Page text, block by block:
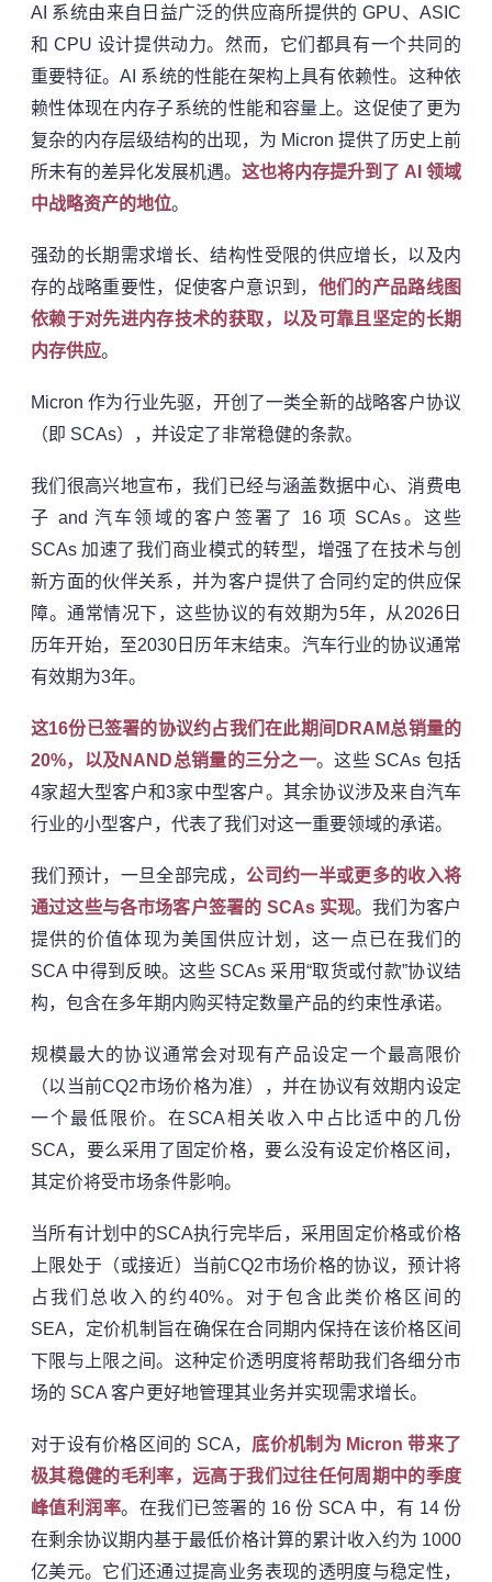
AI 系统由来自日益广泛的供应商所提供的 GPU、ASIC
和 CPU 设计提供动力。然而，它们都具有一个共同的
重要特征。AI 系统的性能在架构上具有依赖性。这种依
赖性体现在内存子系统的性能和容量上。这促使了更为
复杂的内存层级结构的出现，为 Micron 提供了历史上前
所未有的差异化发展机遇。 这也将内存提升到了 AI 领域
中战略资产的地位。
强劲的长期需求增长、结构性受限的供应增长，以及内
存的战略重要性，促使客户意识到， 他们的产品路线图
依赖于对先进内存技术的获取，以及可靠且坚定的长期
内存供应。
Micron 作为行业先驱，开创了一类全新的战略客户协议
（即 SCAs），并设定了非常稳健的条款。
我们很高兴地宣布，我们已经与涵盖数据中心、消费电
子 and 汽车领域的客户签署了 16 项 SCAs。这些
SCAs 加速了我们商业模式的转型，增强了在技术与创
新方面的伙伴关系，并为客户提供了合同约定的供应保
障。通常情况下，这些协议的有效期为5年，从2026日
历年开始，至2030日历年末结束。汽车行业的协议通常
有效期为3年。
这16份已签署的协议约占我们在此期间DRAM总销量的
20%，以及NAND总销量的三分之一。这些 SCAs 包括
4家超大型客户和3家中型客户。其余协议涉及来自汽车
行业的小型客户，代表了我们对这一重要领域的承诺。
我们预计，一旦全部完成， 公司约一半或更多的收入将
通过这些与各市场客户签署的 SCAs 实现。我们为客户
提供的价值体现为美国供应计划，这一点已在我们的
SCA 中得到反映。这些 SCAs 采用“取货或付款”协议结
构，包含在多年期内购买特定数量产品的约束性承诺。
规模最大的协议通常会对现有产品设定一个最高限价
（以当前CQ2市场价格为准），并在协议有效期内设定
一个最低限价。在SCA相关收入中占比适中的几份
SCA，要么采用了固定价格，要么没有设定价格区间，
其定价将受市场条件影响。
当所有计划中的SCA执行完毕后，采用固定价格或价格
上限处于（或接近）当前CQ2市场价格的协议，预计将
占我们总收入的约40%。对于包含此类价格区间的
SEA，定价机制旨在确保在合同期内保持在该价格区间
下限与上限之间。这种定价透明度将帮助我们各细分市
场的 SCA 客户更好地管理其业务并实现需求增长。
对于设有价格区间的 SCA， 底价机制为 Micron 带来了
极其稳健的毛利率，远高于我们过往任何周期中的季度
峰值利润率。在我们已签署的 16 份 SCA 中，有 14 份
在剩余协议期内基于最低价格计算的累计收入约为 1000
亿美元。它们还通过提高业务表现的透明度与稳定性，